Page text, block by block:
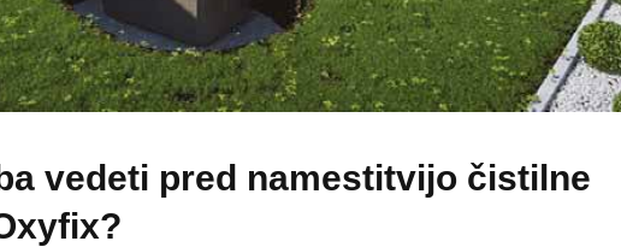
vedeti pred namestitvijo čistilne